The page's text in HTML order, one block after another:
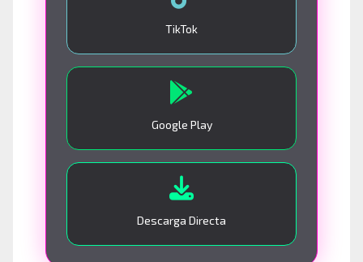
TikTok
Google Play
Descarga Directa